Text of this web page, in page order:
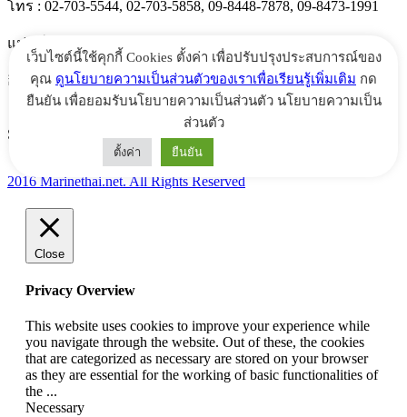
โทร : 02-703-5544, 02-703-5858, 09-8448-7878, 09-8473-1991
แฟกซ์ : 02-703-5525
อีเมล์ :info@marinethai.net
Social :
2016 Marinethai.net. All Rights Reserved
เว็บไซต์นี้ใช้คุกกี้ Cookies ตั้งค่า เพื่อปรับปรุงประสบการณ์ของ
คุณ ดูนโยบายความเป็นส่วนตัวของเราเพื่อเรียนรู้เพิ่มเติม กด
ยืนยัน เพื่อยอมรับนโยบายความเป็นส่วนตัว นโยบายความเป็น
ส่วนตัว
ตั้งค่า ยืนยัน
Close
Privacy Overview
This website uses cookies to improve your experience while
you navigate through the website. Out of these, the cookies
that are categorized as necessary are stored on your browser
as they are essential for the working of basic functionalities of
the ...
Necessary